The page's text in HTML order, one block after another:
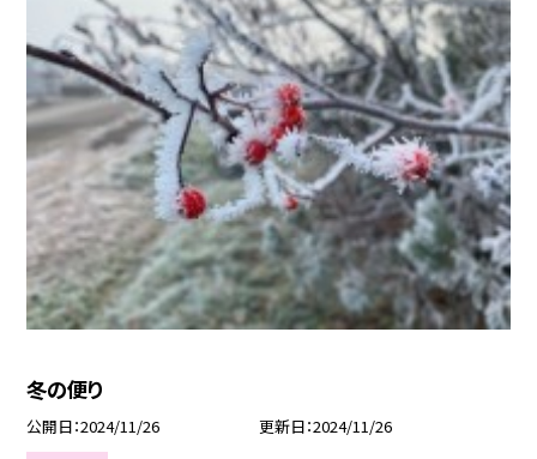
冬の便り
公開日 2024/11/26 更新日 2024/11/26